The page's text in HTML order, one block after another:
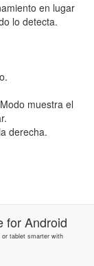
en lugar
lo detecta.
muestra el
derecha.
forAndroid
or tablet smarter with